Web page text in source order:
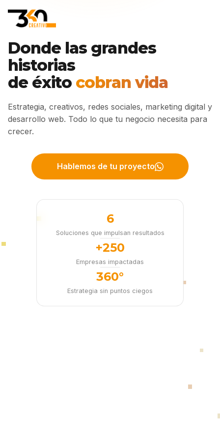
Donde las grandes
historias
de éxito cobran vida
Estrategia, creativos, redes sociales, marketing digital y
desarrollo web. Todo lo que tu negocio necesita para
crecer.
Hablemos de tu proyecto
6
Soluciones que impulsan resultados
+250
Empresas impactadas
360°
Estrategia sin puntos ciegos